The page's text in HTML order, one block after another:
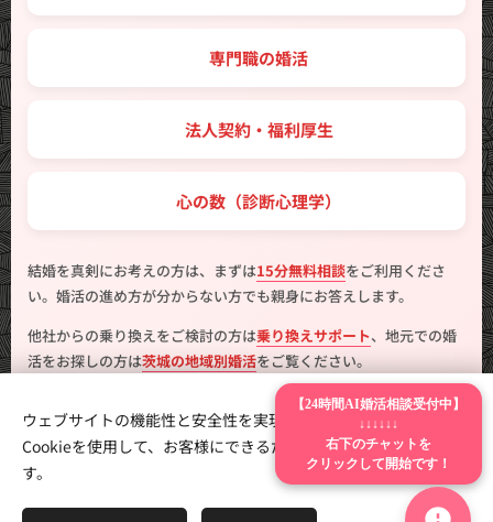
💼 専門職の婚活
🤝 法人契約・福利厚生
💖 心の数（診断心理学）
結婚を真剣にお考えの方は、まずは15分無料相談をご利用くださ
い。婚活の進め方が分からない方でも親身にお答えします。
他社からの乗り換えをご検討の方は乗り換えサポート、地元での婚
活をお探しの方は茨城の地域別婚活をご覧ください。
はんこ広場つくば二の宮店 Cookie
ウェブサイトの機能性と安全性を実現するため、Webnodeは
Cookieを使用して、お客様にできるだけ最高の体験を提供しま
す。
【24時間AI婚活相談受付中】
↓↓↓↓↓↓
右下のチャットを
クリックして開始です！